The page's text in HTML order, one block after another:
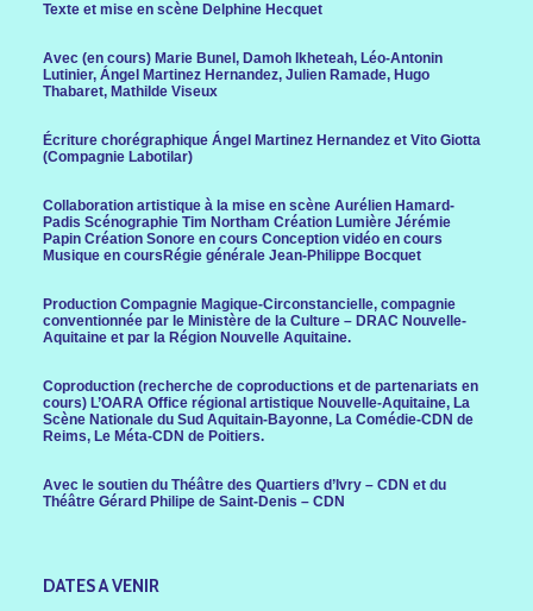
DATES A VENIR
Texte et mise en scène Delphine Hecquet
Avec (en cours) Marie Bunel, Damoh Ikheteah, Léo-Antonin
Lutinier, Ángel Martinez Hernandez, Julien Ramade, Hugo
Thabaret, Mathilde Viseux
Écriture chorégraphique Ángel Martinez Hernandez et Vito Giotta
(Compagnie Labotilar)
Collaboration artistique à la mise en scène Aurélien Hamard-
Padis Scénographie Tim Northam Création Lumière Jérémie
Papin Création Sonore en cours Conception vidéo en cours
Musique en cours Régie générale Jean-Philippe Bocquet
Production Compagnie Magique-Circonstancielle, compagnie
conventionnée par le Ministère de la Culture – DRAC Nouvelle-
Aquitaine et par la Région Nouvelle Aquitaine.
Coproduction (recherche de coproductions et de partenariats en
cours) L’OARA Office régional artistique Nouvelle-Aquitaine, La
Scène Nationale du Sud Aquitain-Bayonne, La Comédie-CDN de
Reims, Le Méta-CDN de Poitiers.
Avec le soutien du Théâtre des Quartiers d’Ivry – CDN et du
Théâtre Gérard Philipe de Saint-Denis – CDN